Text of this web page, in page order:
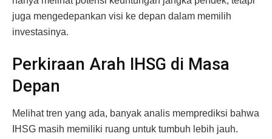
juga mengedepankan visi ke depan dalam memilih
investasinya.
Perkiraan Arah IHSG di Masa
Depan
Melihat tren yang ada, banyak analis memprediksi bahwa
IHSG masih memiliki ruang untuk tumbuh lebih jauh.